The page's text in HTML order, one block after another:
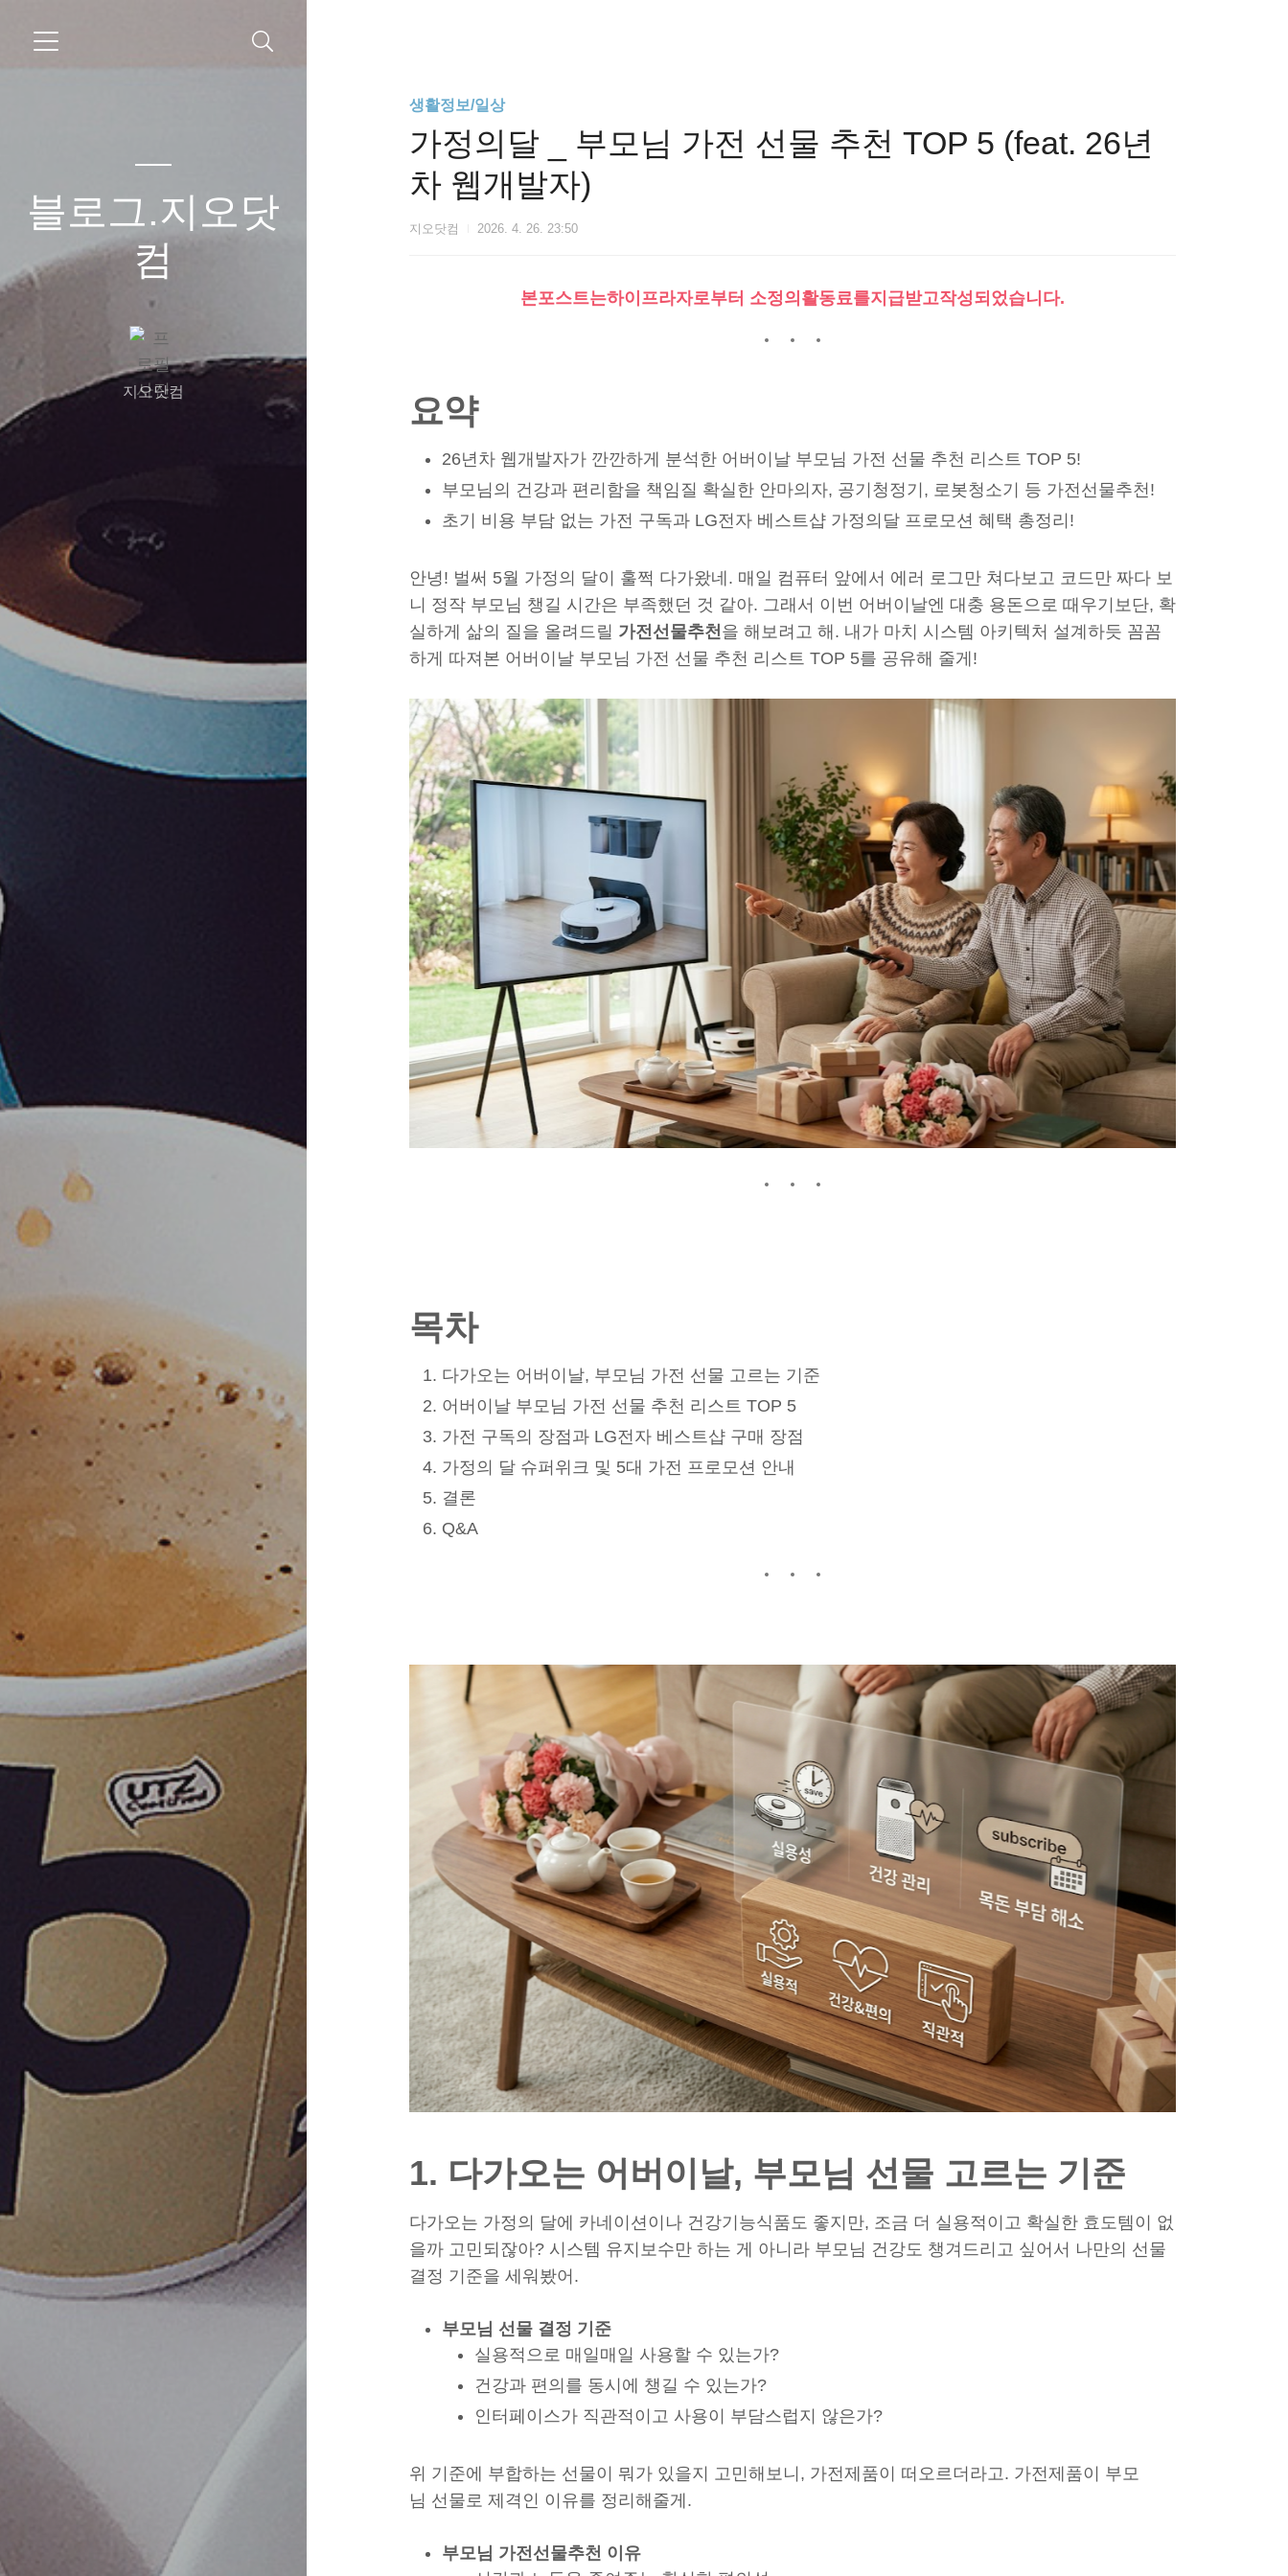
블로그.지오닷
컴
지오닷컴
생활정보/일상
가정의달 _ 부모님 가전 선물 추천 TOP 5 (feat. 26년
차 웹개발자)
지오닷컴 2026. 4. 26. 23:50
본포스트는하이프라자로부터 소정의활동료를지급받고작성되었습니다.
요약
26년차 웹개발자가 깐깐하게 분석한 어버이날 부모님 가전 선물 추천 리스트 TOP 5!
부모님의 건강과 편리함을 책임질 확실한 안마의자, 공기청정기, 로봇청소기 등 가전선물추천!
초기 비용 부담 없는 가전 구독과 LG전자 베스트샵 가정의달 프로모션 혜택 총정리!
안녕! 벌써 5월 가정의 달이 훌쩍 다가왔네. 매일 컴퓨터 앞에서 에러 로그만 쳐다보고 코드만 짜다 보
니 정작 부모님 챙길 시간은 부족했던 것 같아. 그래서 이번 어버이날엔 대충 용돈으로 때우기보단, 확
실하게 삶의 질을 올려드릴 가전선물추천을 해보려고 해. 내가 마치 시스템 아키텍처 설계하듯 꼼꼼
하게 따져본 어버이날 부모님 가전 선물 추천 리스트 TOP 5를 공유해 줄게!
목차
다가오는 어버이날, 부모님 가전 선물 고르는 기준
어버이날 부모님 가전 선물 추천 리스트 TOP 5
가전 구독의 장점과 LG전자 베스트샵 구매 장점
가정의 달 슈퍼위크 및 5대 가전 프로모션 안내
결론
Q&A
1. 다가오는 어버이날, 부모님 선물 고르는 기준
다가오는 가정의 달에 카네이션이나 건강기능식품도 좋지만, 조금 더 실용적이고 확실한 효도템이 없
을까 고민되잖아? 시스템 유지보수만 하는 게 아니라 부모님 건강도 챙겨드리고 싶어서 나만의 선물
결정 기준을 세워봤어.
부모님 선물 결정 기준
실용적으로 매일매일 사용할 수 있는가?
건강과 편의를 동시에 챙길 수 있는가?
인터페이스가 직관적이고 사용이 부담스럽지 않은가?
위 기준에 부합하는 선물이 뭐가 있을지 고민해보니, 가전제품이 떠오르더라고. 가전제품이 부모
님 선물로 제격인 이유를 정리해줄게.
부모님 가전선물추천 이유